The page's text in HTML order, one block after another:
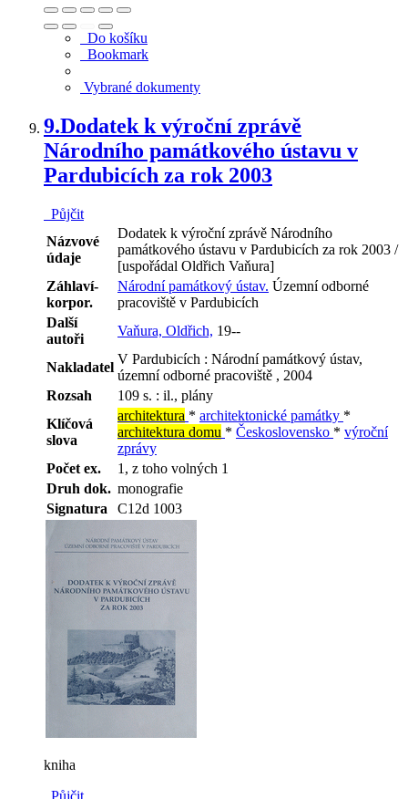
Do košíku
Bookmark
Vybrané dokumenty
9.Dodatek k výroční zprávě
Národního památkového ústavu v
Pardubicích za rok 2003
Půjčit
Názvové
údaje
Dodatek k výroční zprávě Národního
památkového ústavu v Pardubicích za rok 2003 /
[uspořádal Oldřich Vaňura]
Záhlaví-
korpor.
Národní památkový ústav. Územní odborné
pracoviště v Pardubicích
Další
autoři
Vaňura, Oldřich, 19--
Nakladatel
V Pardubicích : Národní památkový ústav,
územní odborné pracoviště , 2004
Rozsah
109 s. : il., plány
Klíčová
slova
architektura * architektonické památky *
architektura domu * Československo * výroční
zprávy
Počet ex.
1, z toho volných 1
Druh dok. monografie
Signatura
C12d 1003
kniha